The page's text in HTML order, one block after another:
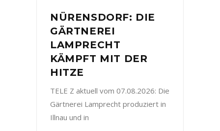
NÜRENSDORF: DIE
GÄRTNEREI
LAMPRECHT
KÄMPFT MIT DER
HITZE
TELE Z aktuell vom 07.08.2026: Die
Gärtnerei Lamprecht produziert in
Illnau und in